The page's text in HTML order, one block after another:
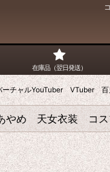
在庫品（翌日発送）
ーチャルYouTuber VTuber
やめ 天女衣装 コス